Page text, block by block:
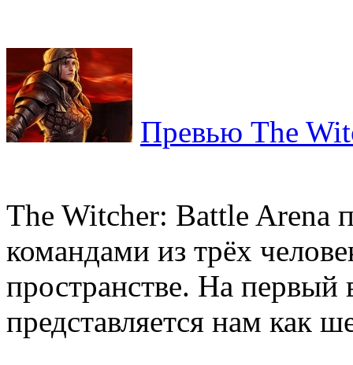
Превью The
The Witcher: Battle Arena
командами из трёх
пространстве. На первый
представляется нам как